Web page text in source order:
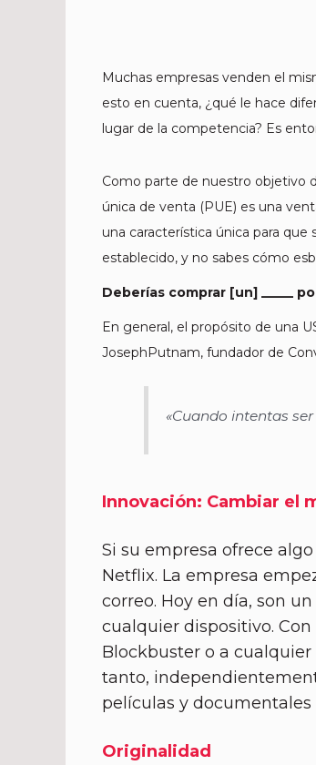
Muchas empresas venden el
esto en cuenta, ¿qué le hace
lugar de la competencia? Es
Como parte de nuestro objetivo
única de venta (PUE) es una
una característica única para
establecido, y no sabes cómo
Deberías comprar [un] _____
En general, el propósito de una
JosephPutnam, fundador de
«Cuando intentas
Innovación: Cambiar el
Si su empresa ofrece
Netflix. La empresa
correo. Hoy en día, son
cualquier dispositivo.
Blockbuster o a
tanto,
películas y
Originalidad